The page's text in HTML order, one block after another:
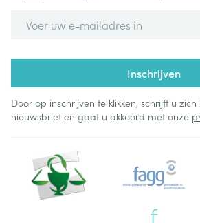
Inschrijven
Door op inschrijven te klikken, schrijft u
nieuwsbrief en gaat u akkoord met onze